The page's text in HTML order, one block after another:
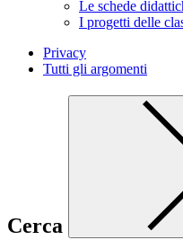
Le schede
I progetti delle
Privacy
Tutti gli argomenti
Cerca